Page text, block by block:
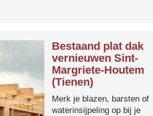
Bestaand plat dak
vernieuwen Sint-
Margriete-Houtem
(Tienen)
Merk je blazen, barsten of
waterinsijpeling op bij je